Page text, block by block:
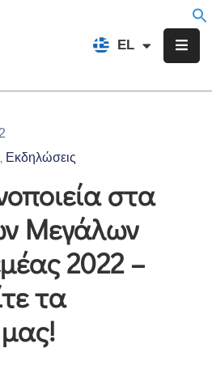
EL
FR
Εκδηλώσεις
στα
Μεγάλων
2022 –
τα
μας!